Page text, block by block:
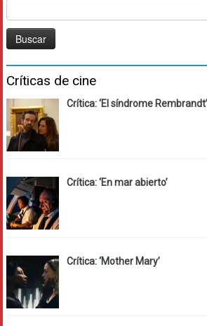
Críticas de cine
Crítica: ‘El síndrome Rembrandt’
Crítica: ‘En mar abierto’
Crítica: ‘Mother Mary’